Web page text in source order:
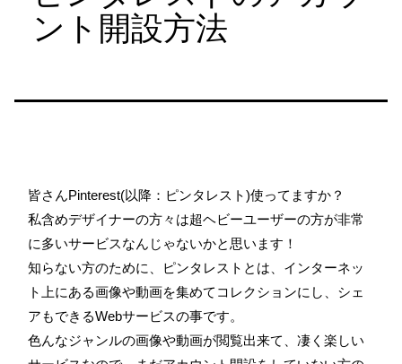
ント開設方法
皆さんPinterest(以降：ピンタレスト)使ってますか？
私含めデザイナーの方々は超ヘビーユーザーの方が非常
に多いサービスなんじゃないかと思います！
知らない方のために、ピンタレストとは、インターネッ
ト上にある画像や動画を集めてコレクションにし、シェ
アもできるWebサービスの事です。
色んなジャンルの画像や動画が閲覧出来て、凄く楽しい